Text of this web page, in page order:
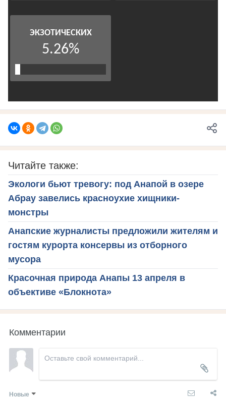
Читайте также:
Экологи бьют тревогу: под Анапой в озере
Абрау завелись красноухие хищники-
монстры
Анапские журналисты предложили жителям и
гостям курорта консервы из отборного
мусора
Красочная природа Анапы 13 апреля в
объективе «Блокнота»
Комментарии
Новые